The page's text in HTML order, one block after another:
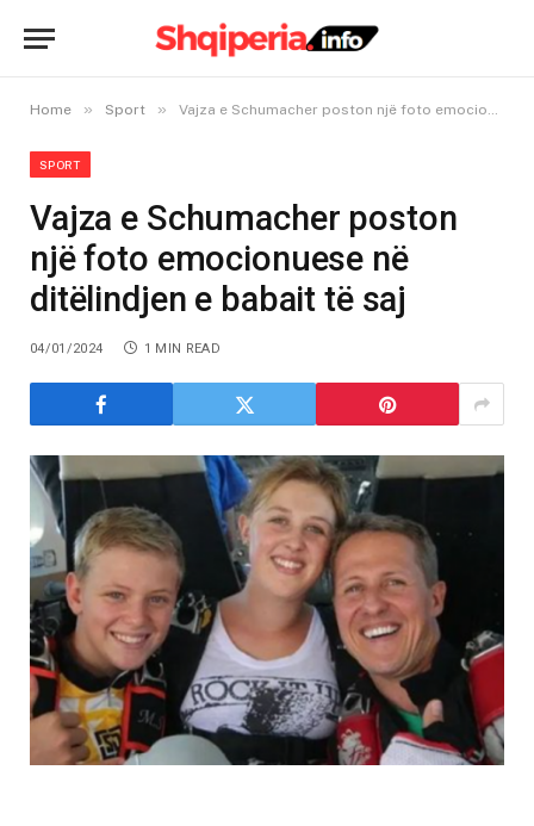
Home » Sport » Vajza e Schumacher poston një foto emocionuese në ditëlindjen e babait të saj
SPORT
Vajza e Schumacher poston
një foto emocionuese në
ditëlindjen e babait të saj
04/01/2024 1 MIN READ